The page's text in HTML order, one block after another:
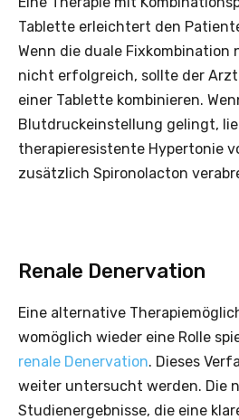
Tablette erleichtert den
Wenn die duale Fixkombination
nicht erfolgreich, sollte der
einer Tablette kombinieren.
Blutdruckeinstellung gelingt,
therapieresistente Hypertonie
zusätzlich Spironolacton
Renale Denervation
Eine alternative
womöglich wieder eine Rolle
renale Denervation. Dieses
weiter untersucht werden. Die
Studienergebnisse, die eine